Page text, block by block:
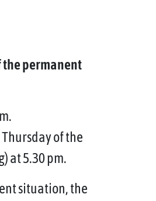
the permanent
of the
at 5.30 pm.
situation, the